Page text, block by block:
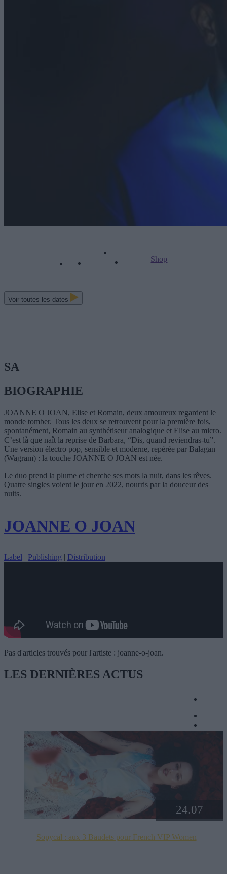
Shop
Voir toutes les dates
SA
BIOGRAPHIE
JOANNE O JOAN, Elise et Romain, deux amoureux regardent le
monde tomber. Tous les deux se retrouvent pour la première fois,
spontanément, Romain au synthétiseur analogique et Elise au micro.
C’est là que naît la reprise de Barbara, “Dis, quand reviendras-tu”.
Une version électro pop, sensible et moderne, repérée par Balagan
(Wagram) : la touche JOANNE O JOAN est née.
Le duo prend la plume et cherche ses mots la nuit, dans les rêves.
Quatre singles voient le jour en 2022, nourris par la douceur des
nuits.
JOANNE O JOAN
Label | Publishing | Distribution
Pas d'articles trouvés pour l'artiste : joanne-o-joan.
LES DERNIÈRES ACTUS
24.07
Sopycal : aux 3 Baudets pour French VIP Women